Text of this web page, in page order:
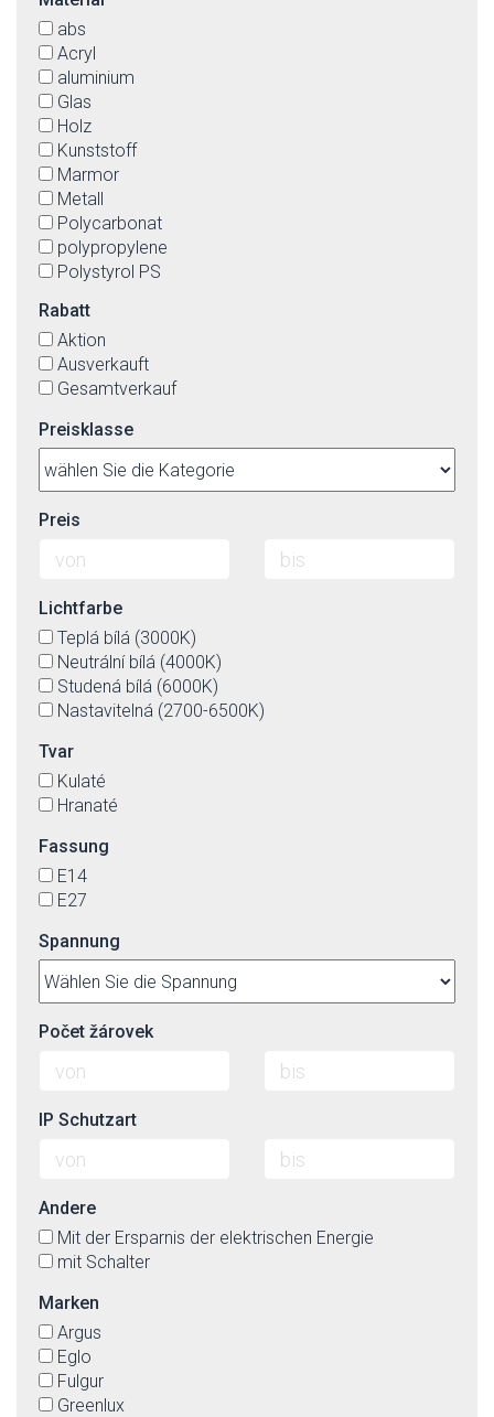
silber
weiß
abs
Acryl
aluminium
Glas
Holz
Kunststoff
Marmor
Metall
Polycarbonat
polypropylene
Polystyrol PS
Textil(Imit.)-äußerlich, die innenseite von Kunstoff
Rabatt
Aktion
Ausverkauft
Gesamtverkauf
Preisklasse
Preis
Lichtfarbe
Teplá bílá (3000K)
Neutrální bílá (4000K)
Studená bílá (6000K)
Nastavitelná (2700-6500K)
Tvar
Kulaté
Hranaté
Fassung
E14
E27
Spannung
Počet žárovek
IP Schutzart
Andere
Mit der Ersparnis der elektrischen Energie
mit Schalter
Marken
Argus
Eglo
Fulgur
Greenlux